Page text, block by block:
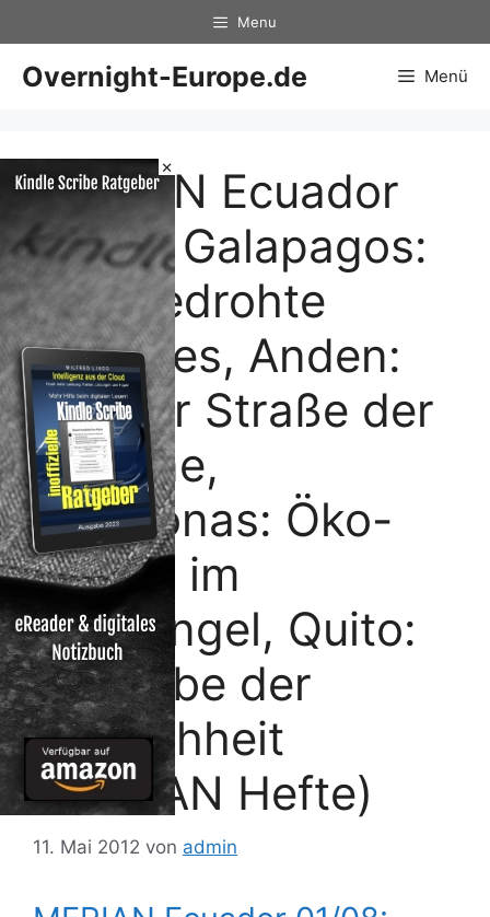
×
Inhalt
springen
Menu
Overnight-Europe.de Menü
MERIAN Ecuador
01/08: Galapagos:
Das bedrohte
Paradies, Anden:
Auf der Straße der
Vulkane,
Amazonas: Öko-
Urlaub im
Dschungel, Quito:
Welterbe der
Menschheit
(MERIAN Hefte)
11. Mai 2012 von admin